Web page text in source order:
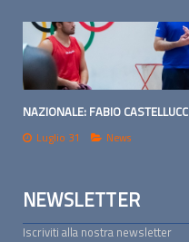
NAZIONALE: FABIO
Luglio 31 News
NEWSLETTER
Iscriviti alla nostra newsletter